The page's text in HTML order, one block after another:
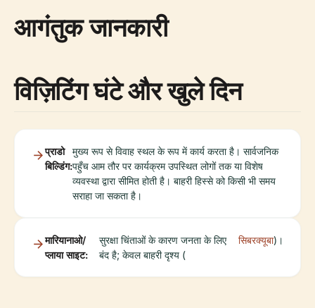
आगंतुक जानकारी
विज़िटिंग घंटे और खुले दिन
प्राडो
बिल्डिंग:
मुख्य रूप से विवाह स्थल के रूप में कार्य करता है। सार्वजनिक
पहुँच आम तौर पर कार्यक्रम उपस्थित लोगों तक या विशेष
व्यवस्था द्वारा सीमित होती है। बाहरी हिस्से को किसी भी समय
सराहा जा सकता है।
मारियानाओ/
प्लाया साइट:
सुरक्षा चिंताओं के कारण जनता के लिए
बंद है; केवल बाहरी दृश्य (
सिबरक्यूबा)।